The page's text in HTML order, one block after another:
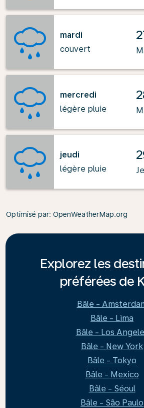
mardi
couvert
mercredi
légère pluie
jeudi
légère pluie
Optimisé par: OpenWeatherMap.org
Explorez les
préférées de
Bâle -
Bâle - Lima
Bâle - Los
Bâle - New York
Bâle - Tokyo
Bâle - Mexico
Bâle - Séoul
Bâle - São Paulo